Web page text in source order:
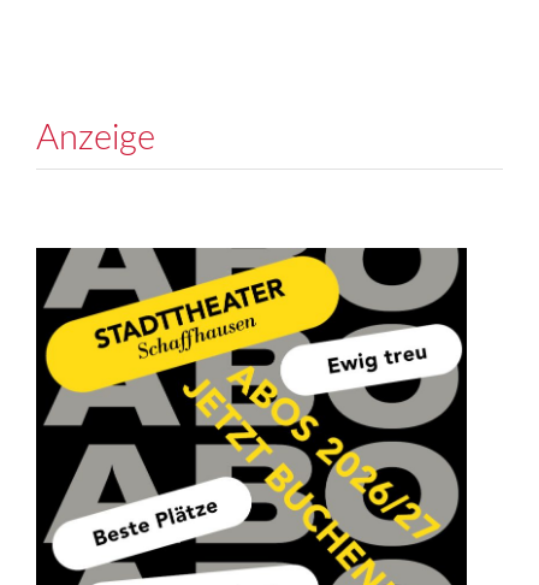
Anzeige